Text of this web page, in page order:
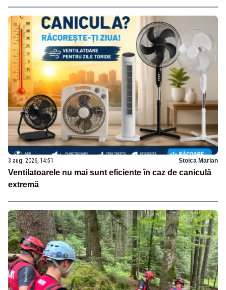
3 aug. 2026, 14:51 Stoica Marian
Ventilatoarele nu mai sunt eficiente în caz de caniculă
extremă